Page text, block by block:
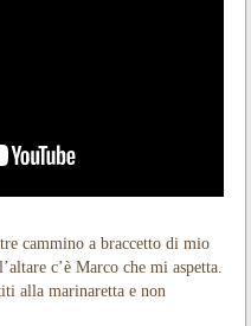
cammino a braccetto di mio
c’è Marco che mi aspetta.
alla marinaretta e non